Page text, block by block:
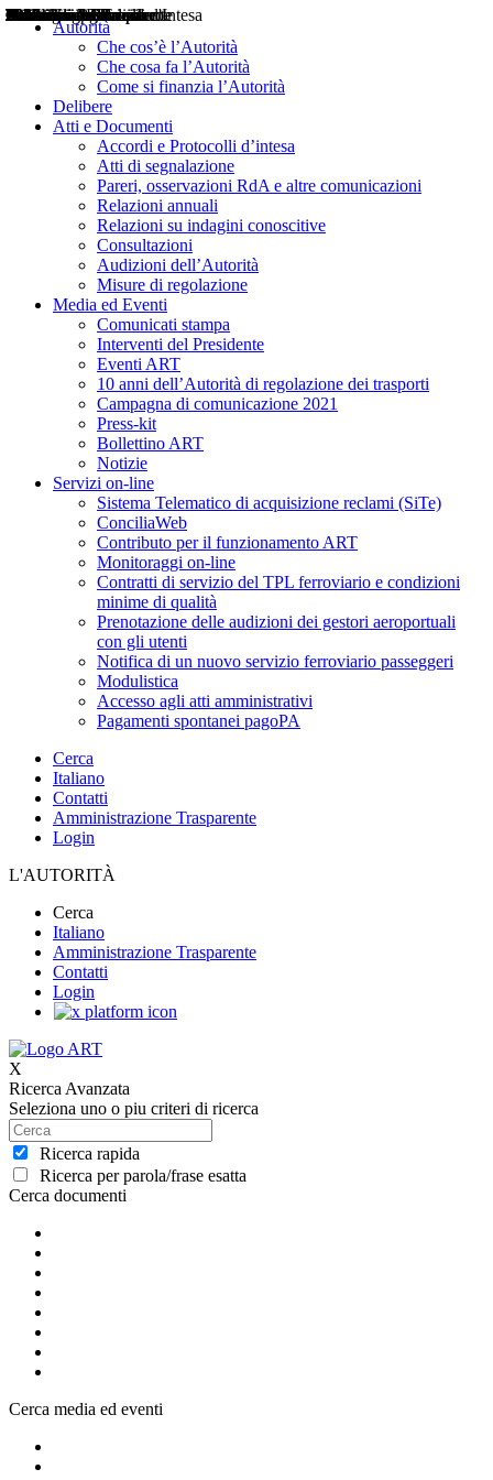
Autorità
Che cos’è l’Autorità
Che cosa fa l’Autorità
Come si finanzia l’Autorità
Delibere
Atti e Documenti
Accordi e Protocolli d’intesa
Atti di segnalazione
Pareri, osservazioni RdA e altre comunicazioni
Relazioni annuali
Relazioni su indagini conoscitive
Consultazioni
Audizioni dell’Autorità
Misure di regolazione
Media ed Eventi
Comunicati stampa
Interventi del Presidente
Eventi ART
10 anni dell’Autorità di regolazione dei trasporti
Campagna di comunicazione 2021
Press-kit
Bollettino ART
Notizie
Servizi on-line
Sistema Telematico di acquisizione reclami (SiTe)
ConciliaWeb
Contributo per il funzionamento ART
Monitoraggi on-line
Contratti di servizio del TPL ferroviario e condizioni
minime di qualità
Prenotazione delle audizioni dei gestori aeroportuali
con gli utenti
Notifica di un nuovo servizio ferroviario passeggeri
Modulistica
Accesso agli atti amministrativi
Pagamenti spontanei pagoPA
Cerca
Italiano
Contatti
Amministrazione Trasparente
Login
L'AUTORITÀ
Cerca
Italiano
Amministrazione Trasparente
Contatti
Login
X
Ricerca Avanzata
Seleziona uno o piu criteri di ricerca
Ricerca rapida
Ricerca per parola/frase esatta
Cerca documenti
Delibere
Pareri
Consultazioni
Audizioni
Atti di Segnalazione
Accordi e Protocolli d'Intesa
Relazioni annuali
Misure di regolazione
Cerca media ed eventi
Notizie
Comunicati Stampa
Bollettini ART
Convegni ART
Interviste del Presidente
Articoli in primo piano
Interventi del Presidente
2004
2005
2010
2013
2014
2015
2016
2017
2018
2019
202
2020
2021
2022
2023
2024
2025
2026
Aereo
Marittimo
Terrestre